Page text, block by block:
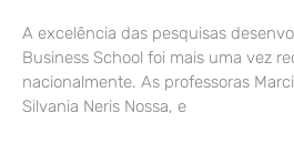
A excelência das pesquisas
Business School foi mais uma vez
nacionalmente. As professoras
Silvania Neris Nossa, e